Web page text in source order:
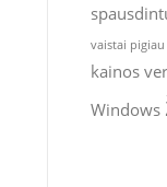
vaistai pigiau
kainos
Windows